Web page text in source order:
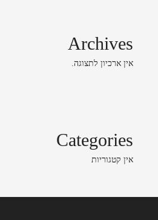
Archives
אין ארכיון לתצוגה.
Categories
אין קטגוריות